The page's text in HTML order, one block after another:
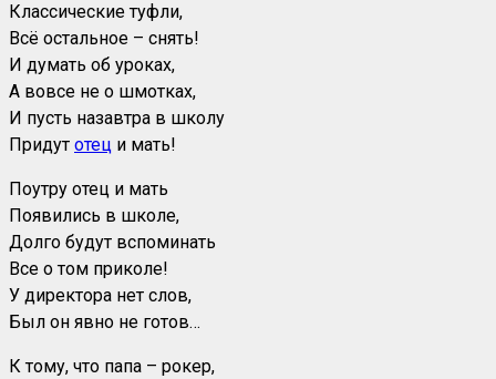
Классические туфли,
Всё остальное – снять!
И думать об уроках,
А вовсе не о шмотках,
И пусть назавтра в школу
Придут отец и мать!
Поутру отец и мать
Появились в школе,
Долго будут вспоминать
Все о том приколе!
У директора нет слов,
Был он явно не готов…
К тому, что папа – рокер,